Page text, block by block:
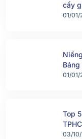
cấy
01/01/
01/01/
Top
03/